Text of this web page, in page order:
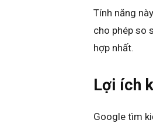
Tính năng
cho phép so
hợp nhất.
Lợi ích
Google tìm